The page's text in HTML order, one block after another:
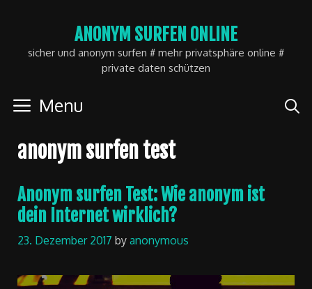
content
ANONYM SURFEN ONLINE
sicher und anonym surfen # mehr privatsphäre online #
private daten schützen
Menu
anonym surfen test
Anonym surfen Test: Wie anonym ist
dein Internet wirklich?
23. Dezember 2017 byanonymous